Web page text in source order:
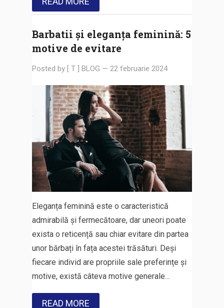
Barbatii și eleganța feminină: 5
motive de evitare
Posted by [ T ] BLOG — 22 februarie 2024
Eleganța feminină este o caracteristică
admirabilă și fermecătoare, dar uneori poate
exista o reticență sau chiar evitare din partea
unor bărbați în fața acestei trăsături. Deși
fiecare individ are propriile sale preferințe și
motive, există câteva motive generale…
READ MORE